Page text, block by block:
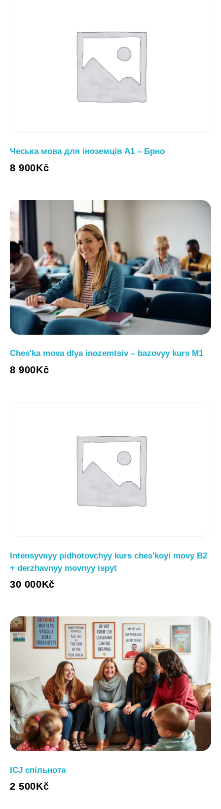
Чеська мова для іноземців A1 – Брно
8 900Kč
Chesʹka mova dlya inozemtsiv – bazovyy kurs M1
8 900Kč
Intensyvnyy pidhotovchyy kurs chesʹkoyi movy B2
+ derzhavnyy movnyy ispyt
30 000Kč
ICJ спільнота
2 500Kč